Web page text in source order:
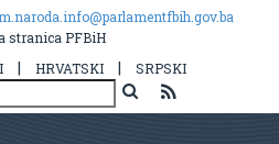
stranica PFBiH
| HRVATSKI | SRPSKI